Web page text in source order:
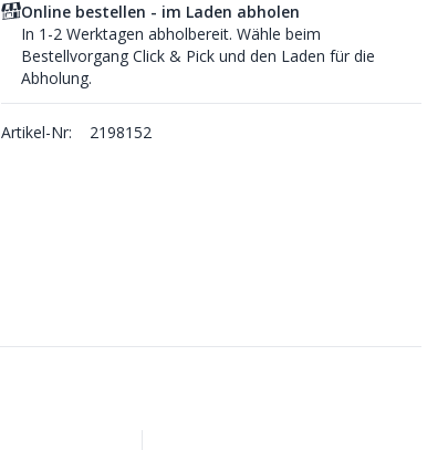
Online bestellen - im Laden abholen
In 1-2 Werktagen abholbereit. Wähle beim
Bestellvorgang Click & Pick und den Laden für die
Abholung.
Artikel-Nr: 2198152